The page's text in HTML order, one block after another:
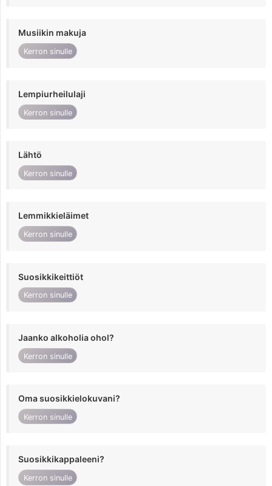
Musiikin makuja
Kerron sinulle
Lempiurheilulaji
Kerron sinulle
Lähtö
Kerron sinulle
Lemmikkieläimet
Kerron sinulle
Suosikkikeittiöt
Kerron sinulle
Jaanko alkoholia ohol?
Kerron sinulle
Oma suosikkielokuvani?
Kerron sinulle
Suosikkikappaleeni?
Kerron sinulle